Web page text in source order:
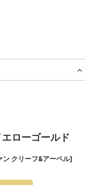
ローゴールド
クリーフ&アーペル]